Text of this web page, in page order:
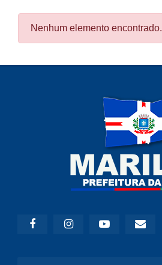
Nenhum elemento encontrado.